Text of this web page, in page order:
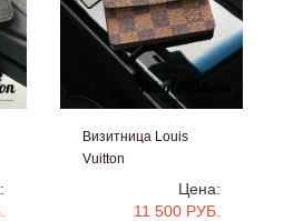
Визитница Louis
Vuitton
Цена:
11 500 РУБ.